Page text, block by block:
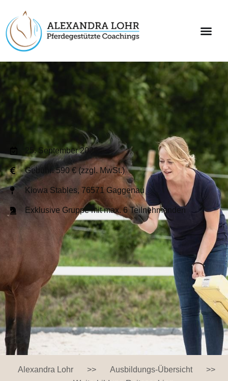
25. September 2026
Gebühr: 590 € (zzgl. MwSt.)
Kiowa Stables, 76571 Gaggenau
Exklusive Gruppe mit max. 6 Teilnehmenden
Alexandra Lohr >> Ausbildungs-Übersicht
>>